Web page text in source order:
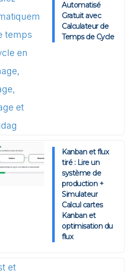
Automatisé
Gratuit avec
Calculateur de
Temps de Cycle
Kanban et flux
tiré : Lire un
système de
production +
Simulateur
Calcul cartes
Kanban et
optimisation du
flux